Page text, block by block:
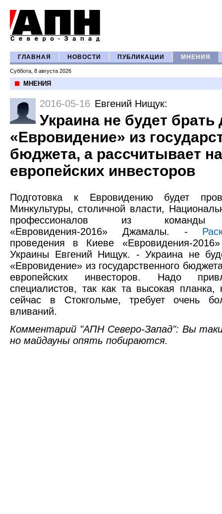
ГЛАВНАЯ НОВОСТИ ПУБЛИКАЦИИ МНЕНИЯ
Суббота, 8 августа 2026
МНЕНИЯ
2016-05-16 Евгений Нищук:
Украина не будет брать
«Евровидение» из
бюджета, а рассчитывает на
европейских инвесторов
Подготовка к Евровидению будет
Минкультуры, столичной власти,
профессионалов из команды
«Евровидения-2016» Джамалы. -
проведения в Киеве «Евровидения-
Украины Евгений Нищук. - Украина не
«Евровидение» из государственного
европейских инвесторов. Надо
специалистов, так как та высокая планка,
сейчас в Стокгольме, требует очень
вливаний.
Комментарий "АПН Северо-Запад": Вы
но майдауны опять побираются.